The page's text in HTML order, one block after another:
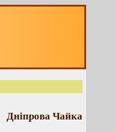
Дніпрова Чайка